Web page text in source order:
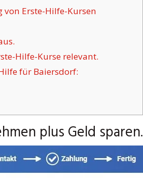
von Erste-Hilfe-Kursen
Hilfe-Kurse relevant.
für Baiersdorf:
plus Geld sparen.